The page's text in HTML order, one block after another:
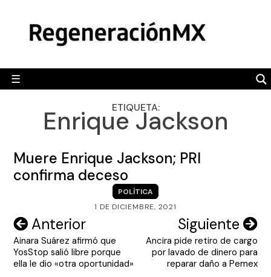
content
☰
POLÍTICA
CAMALEÓN
OPINIÓN
ENGLISH SECTION
VIDEOS
ETIQUETA:
Enrique Jackson
Muere Enrique Jackson; PRI
confirma deceso
POLÍTICA
1 DE DICIEMBRE, 2021
Navegación
de
entradas
Anterior
Ainara Suárez afirmó que
YosStop salió libre porque
ella le dio «otra oportunidad»
Siguiente
Ancira pide retiro de cargo
por lavado de dinero para
reparar daño a Pemex